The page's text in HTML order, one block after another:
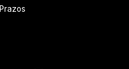
Prazos